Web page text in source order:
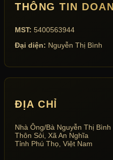
THÔNG TIN
MST: 5400563944
Đại diện: Nguyễn Thị Bình
ĐỊA CHỈ
Nhà Ông/Bà Nguyễn Thị
Thôn Sỏi, Xã An Nghĩa
Tỉnh Phú Thọ, Việt Nam